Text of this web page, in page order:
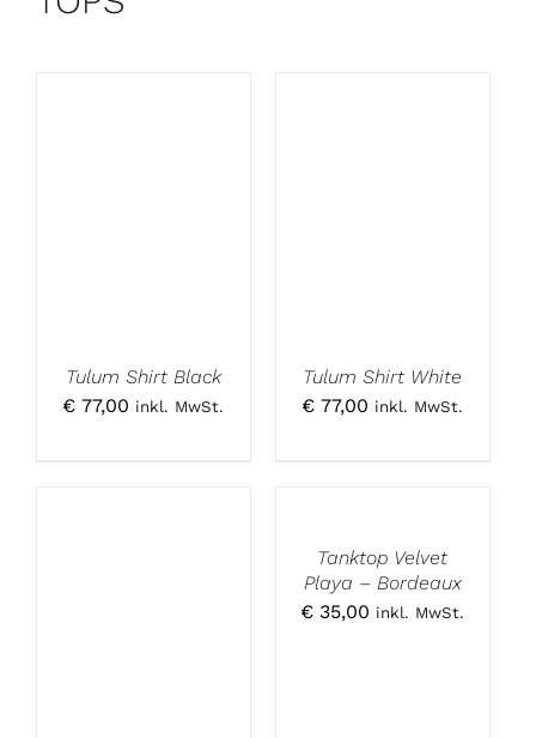
Tulum Shirt Black
€ 77,00 inkl. MwSt.
Tulum Shirt White
€ 77,00 inkl. MwSt.
Tanktop Velvet
Playa – Bordeaux
€ 35,00 inkl. MwSt.